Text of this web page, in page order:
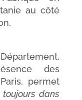
au côté
des
permet
dans